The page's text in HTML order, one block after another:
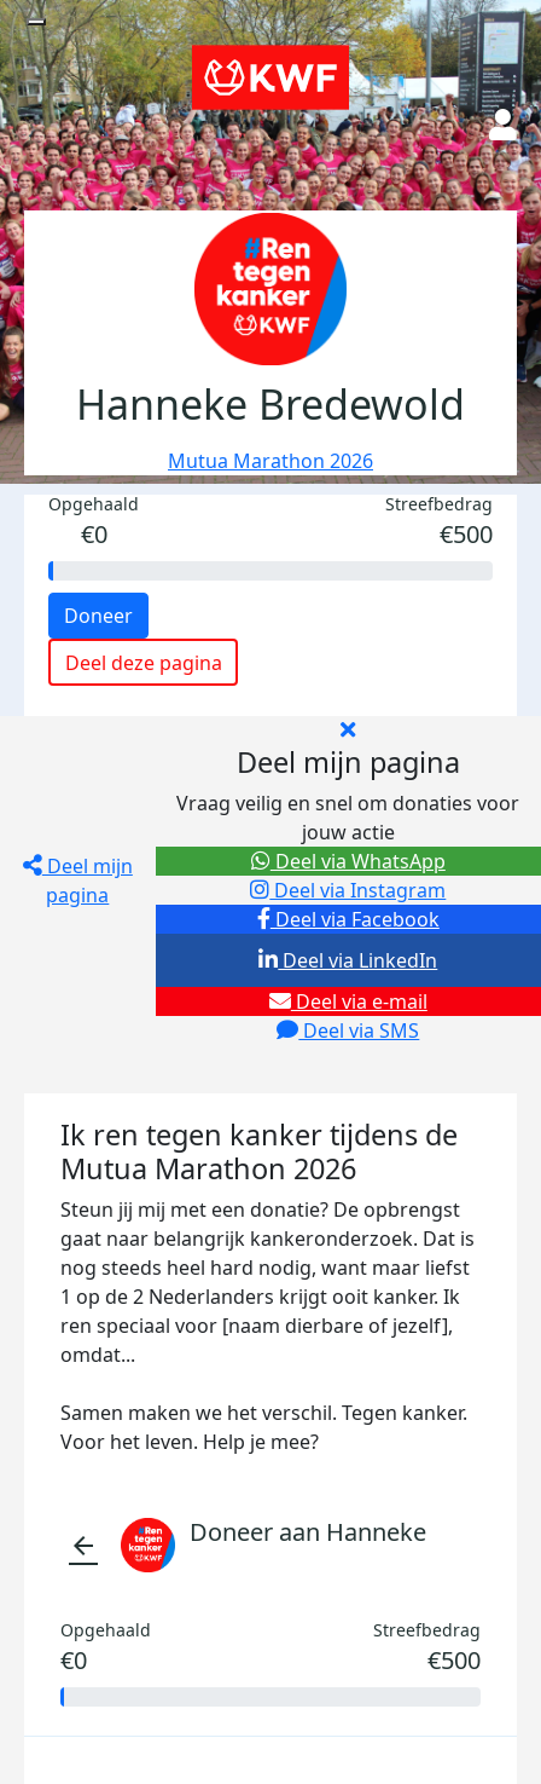
Hanneke Bredewold
Mutua Marathon 2026
Opgehaald
€0
Streefbedrag
€500
Doneer
Deel deze pagina
Deel mijn
pagina
Deel mijn pagina
Vraag veilig en snel om donaties voor
jouw actie
Deel via Facebook
Deel via Instagram
Deel via e-mail
Deel via SMS
Deel via LinkedIn
Deel via WhatsApp
Ik ren tegen kanker tijdens de
Mutua Marathon 2026
Steun jij mij met een donatie? De opbrengst
gaat naar belangrijk kankeronderzoek. Dat is
nog steeds heel hard nodig, want maar liefst
1 op de 2 Nederlanders krijgt ooit kanker. Ik
ren speciaal voor [naam dierbare of jezelf],
omdat...
Samen maken we het verschil. Tegen kanker.
Voor het leven. Help je mee?
arrow_back Doneer aan Hanneke
Opgehaald
€0
Streefbedrag
€500